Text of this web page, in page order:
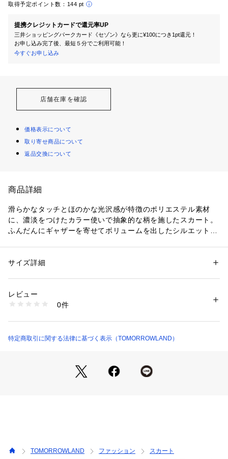
取得予定ポイント数： 144 pt
提携クレジットカードで還元率UP
三井ショッピングパークカード《セゾン》なら更に¥100につき1pt還元！
お申し込み完了後、最短５分でご利用可能！
今すぐお申し込み
店舗在庫を確認
価格表示について
取り寄せ商品について
返品交換について
商品詳細
滑らかなタッチとほのかな光沢感が特徴のポリエステル素材
に、濃淡をつけたカラー使いで抽象的な柄を施したスカート。
ふんだんにギャザーを寄せてボリュームを出したシルエットに
象に。
お楽しみいただけます。
スタイリングをぐっと華やかに彩ってくれるアイテム。
スタッフ身長:163cm
店舗にお問い合わせの際は、下記の商品番号をお申し付けくだ
性別：レディース
素材：表地：ポリエステル100％　裏地：キュプラ
洗濯：手洗い、酸素系漂白剤可、タンブル乾燥不可、自然乾燥、アイロン
仕上げ可、ドライ可、ウエットクリーニング可
商品番号：1095000000644 （モール）
サイズ詳細
レビュー
0件
特定商取引に関する法律に基づく表示（TOMORROWLAND）
TOMORROWLAND ファッション
スカート